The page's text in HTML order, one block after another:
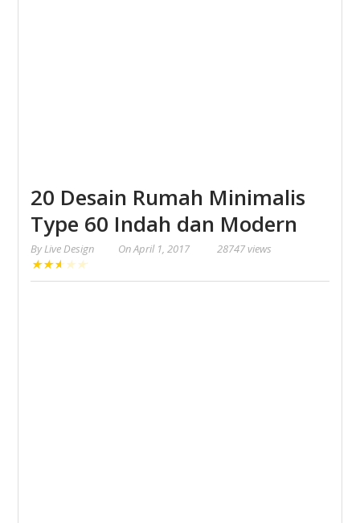
20 Desain Rumah Minimalis
Type 60 Indah dan Modern
ByLive Design OnApril 1, 2017 28747 views
★★★★★